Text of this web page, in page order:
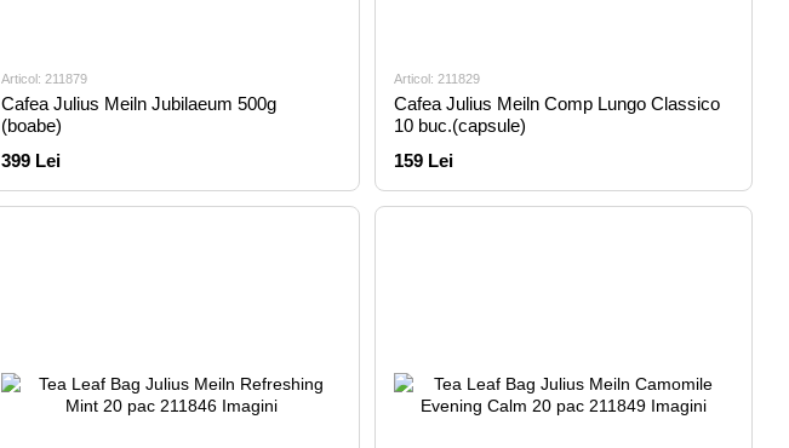
Articol: 211879
Cafea Julius Meiln Jubilaeum 500g
(boabe)
399 Lei
Articol: 211829
Cafea Julius Meiln Comp Lungo Classico
10 buc.(capsule)
159 Lei